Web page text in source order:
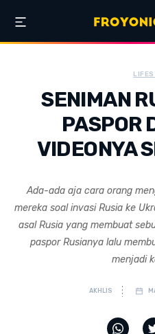
SENIMAN
PASPOR
VIDEONYA
Ada-ada aja cara orang
mereka soal invasi Rusia ke
asal Rusia yang membuat
paspor Rusianya lalu
menjadi
AKHLIS